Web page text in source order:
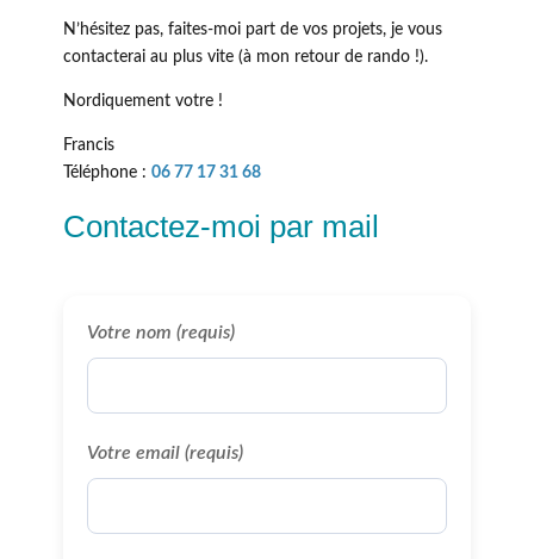
N’hésitez pas, faites-moi part de vos projets, je vous
contacterai au plus vite (à mon retour de rando !).
Nordiquement votre !
Francis
Téléphone : 06 77 17 31 68
Contactez-moi par mail
Votre nom (requis)
Votre email (requis)